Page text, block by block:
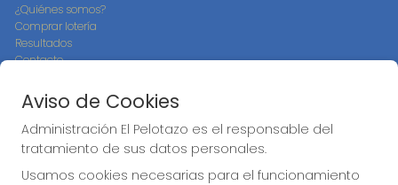
¿Quiénes somos?
Comprar lotería
Resultados
Contacto
Compra en SELAE
Peñas
Boletos digitales
Acceso
Aviso de Cookies
Administración El Pelotazo es el responsable del
tratamiento de sus datos personales.
Usamos cookies necesarias para el funcionamiento